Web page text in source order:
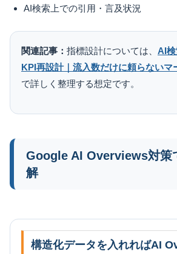
AI検索上での引用・言及状況
関連記事： 指標設計については、 AI検
KPI再設計｜流入数だけに頼らないマ
で詳しく整理する想定です。
Google AI Overviews対策
解
構造化データを入れればAI